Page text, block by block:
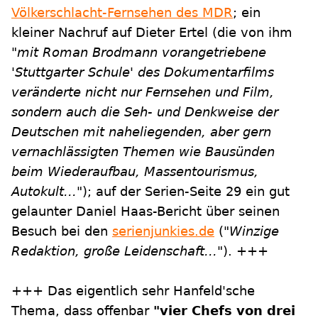
Völkerschlacht-Fernsehen des MDR; ein
kleiner Nachruf auf Dieter Ertel (die von ihm
"mit Roman Brodmann vorangetriebene
'Stuttgarter Schule' des Dokumentarfilms
veränderte nicht nur Fernsehen und Film,
sondern auch die Seh- und Denkweise der
Deutschen mit naheliegenden, aber gern
vernachlässigten Themen wie Bausünden
beim Wiederaufbau, Massentourismus,
Autokult..."); auf der Serien-Seite 29 ein gut
gelaunter Daniel Haas-Bericht über seinen
Besuch bei den serienjunkies.de ("Winzige
Redaktion, große Leidenschaft..."). +++
+++ Das eigentlich sehr Hanfeld'sche
Thema, dass offenbar"vier Chefs von drei